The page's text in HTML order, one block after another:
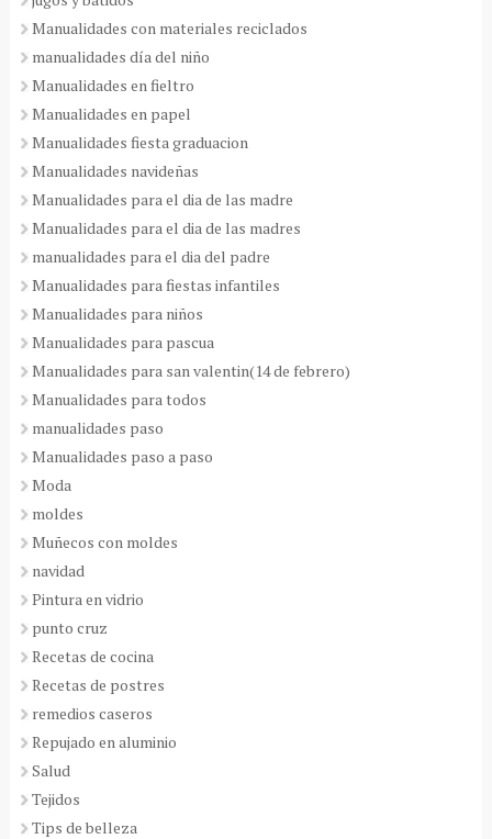
Manualidades con materiales reciclados
manualidades día del niño
Manualidades en fieltro
Manualidades en papel
Manualidades fiesta graduacion
Manualidades navideñas
Manualidades para el dia de las madre
Manualidades para el dia de las madres
manualidades para el dia del padre
Manualidades para fiestas infantiles
Manualidades para niños
Manualidades para pascua
Manualidades para san valentin(14 de febrero)
Manualidades para todos
manualidades paso
Manualidades paso a paso
Moda
moldes
Muñecos con moldes
navidad
Pintura en vidrio
punto cruz
Recetas de cocina
Recetas de postres
remedios caseros
Repujado en aluminio
Salud
Tejidos
Tips de belleza